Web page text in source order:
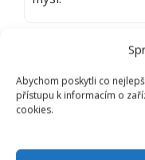
Abychom poskytli co
přístupu k informacím o
cookies.